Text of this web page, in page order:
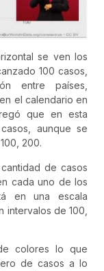
se ven los
100 casos,
entre países,
el calendario en
que en esta
aunque se
200.
de casos
cada uno de los
en una escala
intervalos de 100,
colores lo que
de casos a lo